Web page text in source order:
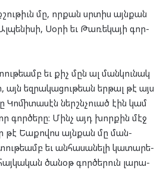
մը, որ­քան սրտիս այն­քան
Սօ­րի եւ Թա­ռե­կա­յի գոր­
եւ քիչ մըն ալ ման­կու­նակ
այն եզ­րա­կա­ցու­թեան եր­թալ թէ այս
Կո­մի­տա­սէն ներշնչ­ուած էին կամ
գոր­ծե­րը: Մինչ այդ խոր­քին մէջ
թէ Եա­քո­վոս այն­քան մը ման­
եւ ան­հա­սա­նե­լի կա­տա­րե­
ծա­նօթ գոր­ծե­րուն լա­րա­